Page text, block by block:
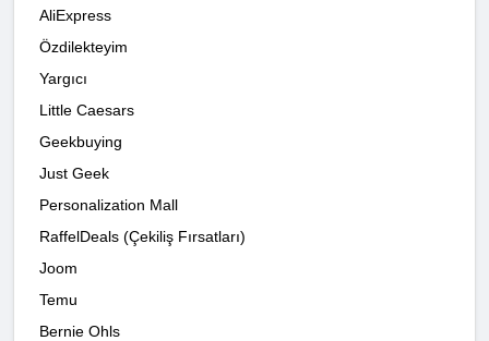
AliExpress
Özdilekteyim
Yargıcı
Little Caesars
Geekbuying
Just Geek
Personalization Mall
RaffelDeals (Çekiliş Fırsatları)
Joom
Temu
Bernie Ohls